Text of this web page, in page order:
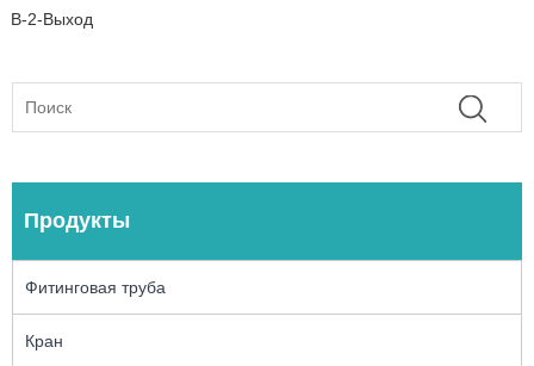
В-2-Выход
Продукты
Фитинговая труба
Кран